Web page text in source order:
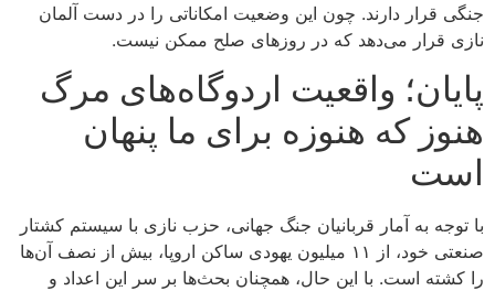
جنگی قرار دارند. چون این وضعیت امکاناتی را در دست آلمان
نازی قرار می‌دهد که در روزهای صلح ممکن نیست.
پایان؛ واقعیت اردوگاه‌های مرگ
هنوز که هنوزه برای ما پنهان
است
با توجه به آمار قربانیان جنگ جهانی، حزب نازی با سیستم کشتار
صنعتی خود، از ۱۱ میلیون یهودی ساکن اروپا، بیش از نصف آن‌ها
را کشته است. با این حال، همچنان بحث‌ها بر سر این اعداد و